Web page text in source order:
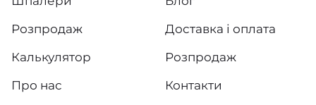
Розпродаж
Калькулятор
Про нас
Доставка і оплата
Розпродаж
Контакти